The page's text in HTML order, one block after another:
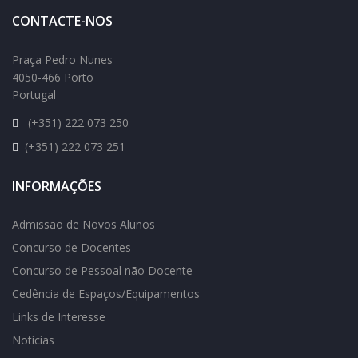
CONTACTE-NOS
Praça Pedro Nunes
4050-466 Porto
Portugal
(+351) 222 073 250
(+351) 222 073 251
INFORMAÇÕES
Admissão de Novos Alunos
Concurso de Docentes
Concurso de Pessoal não Docente
Cedência de Espaços/Equipamentos
Links de Interesse
Notícias